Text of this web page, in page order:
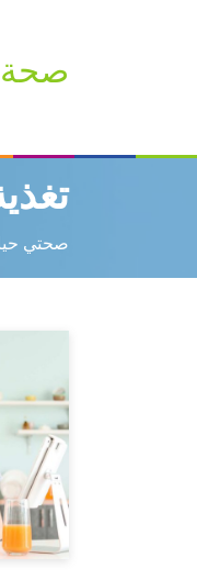
صحة
صحتي